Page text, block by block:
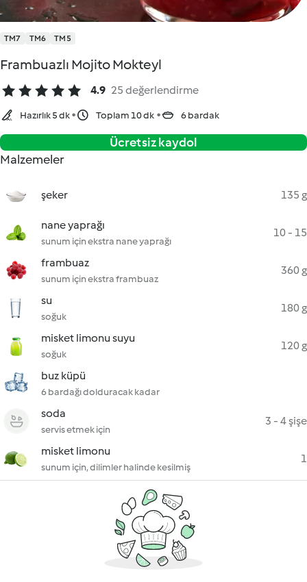
TM7 TM6 TM5
Frambuazlı Mojito Mokteyl
4.9 25 değerlendirme
Hazırlık 5 dk Toplam 10 dk 6 bardak
Ücretsiz kaydol
Malzemeler
şeker 135 g
nane yaprağı
sunum için ekstra nane yaprağı
10 - 15
frambuaz
sunum için ekstra frambuaz
360 g
su
soğuk
180 g
misket limonu suyu
soğuk
120 g
buz küpü
6 bardağı dolduracak kadar
soda
servis etmek için
3 - 4 şişe
misket limonu
sunum için, dilimler halinde kesilmiş
1